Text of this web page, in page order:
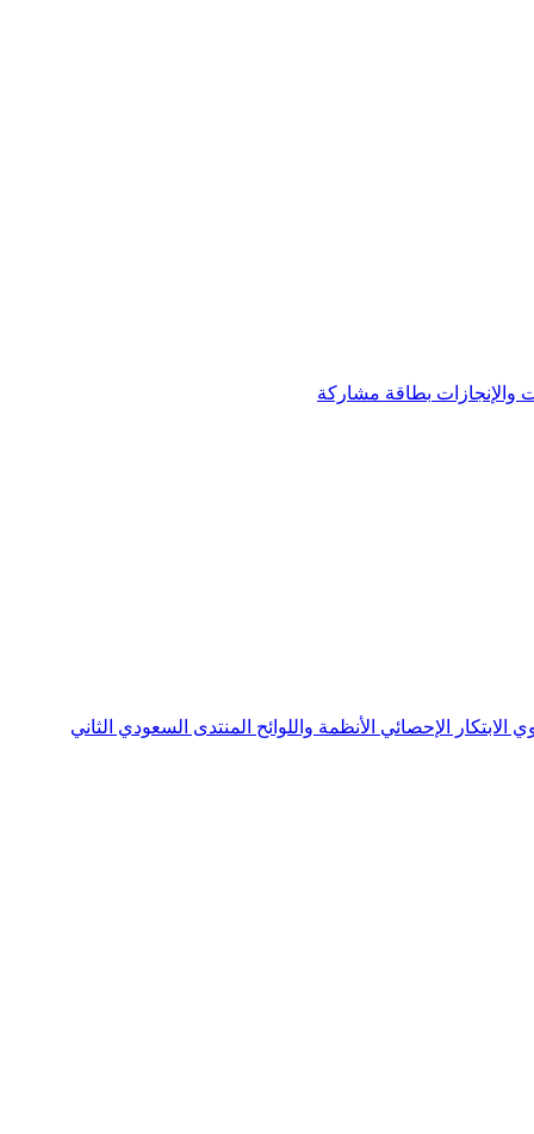
والإنجازات بطاقة مشاركة
الابتكار الإحصائي الأنظمة واللوائح المنتدى السعودي الثاني